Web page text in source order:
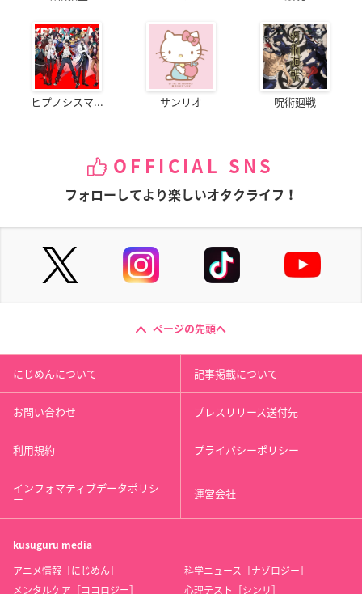
ヒプノシスマ... サンリオ 呪術廻戦
OFFICIAL SNS
フォローしてより楽しいオタクライフ！
ページの先頭へ
にじめんについて 記事掲載について
お問い合わせ プレスリリース送付先
利用規約 プライバシーポリシー
インフォマティブデータポリシ
ー 運営会社
kusuguru media
アニメ情報［にじめん］
科学ニュース［ナゾロジー］
メンタルケア［ココロジー］
心理テスト［シンリ］